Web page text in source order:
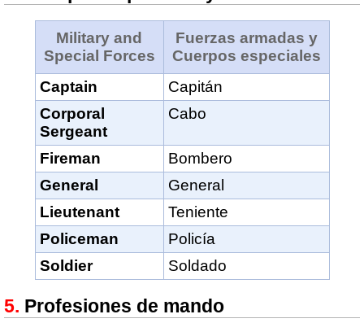
Military and
Special Forces
Fuerzas armadas y
Cuerpos especiales
Captain
Capitán
Corporal
Sergeant
Cabo
Fireman
Bombero
General
General
Lieutenant
Teniente
Policeman
Policía
Soldier
Soldado
Profesiones de mando